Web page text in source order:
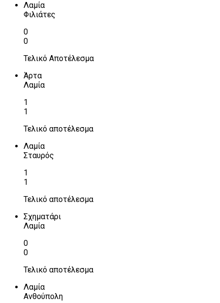
Λαμία
Φιλιάτες
0
0
Τελικό Αποτέλεσμα
Άρτα
Λαμία
1
1
Τελικό αποτέλεσμα
Λαμία
Σταυρός
1
1
Τελικό αποτέλεσμα
Σχηματάρι
Λαμία
0
0
Τελικό αποτέλεσμα
Λαμία
Ανθούπολη